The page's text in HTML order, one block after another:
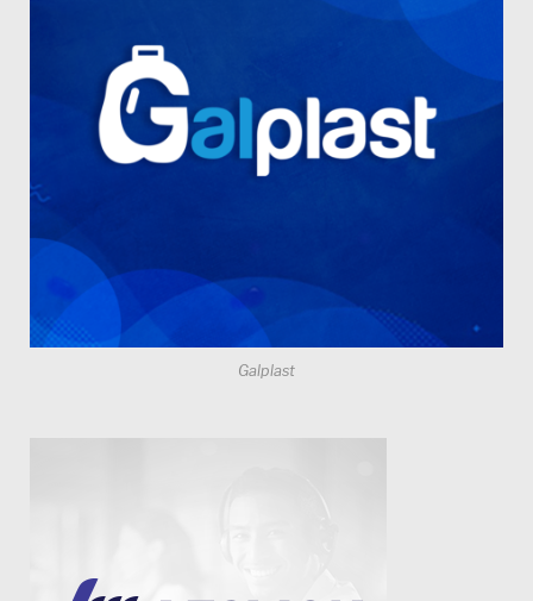
Galplast